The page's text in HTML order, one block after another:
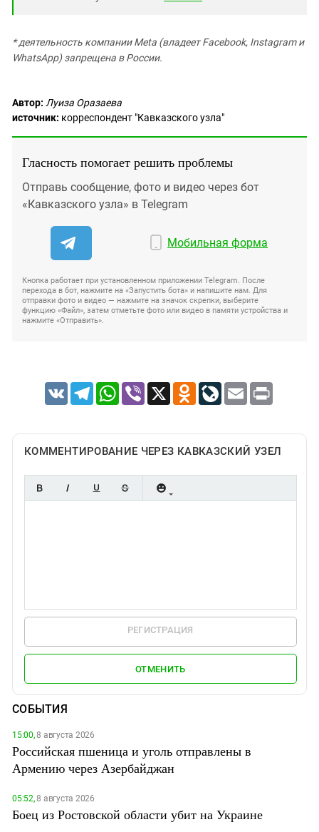
* деятельность компании Meta (владеет Facebook, Instagram и
WhatsApp) запрещена в России.
Автор: Луиза Оразаева
источник: корреспондент "Кавказского узла"
Гласность помогает решить проблемы
Отправь сообщение, фото и видео через бот
«Кавказского узла» в Telegram
Мобильная форма
Кнопка работает при установленном приложении Telegram. После
перехода в бот, нажмите на «Запустить бота» и напишите нам. Для
отправки фото и видео — нажмите на значок скрепки, выберите
функцию «Файл», затем отметьте фото или видео в памяти устройства и
нажмите «Отправить».
VK TelegramWhatsApp
Viber X Odnoklassniki
LiveJournal
Email Print
КОММЕНТИРОВАНИЕ ЧЕРЕЗ КАВКАЗСКИЙ УЗЕЛ
РЕГИСТРАЦИЯ
ОТМЕНИТЬ
СОБЫТИЯ
15:00,8 августа 2026
Российская пшеница и уголь отправлены в
Армению через Азербайджан
05:52,8 августа 2026
Боец из Ростовской области убит на Украине